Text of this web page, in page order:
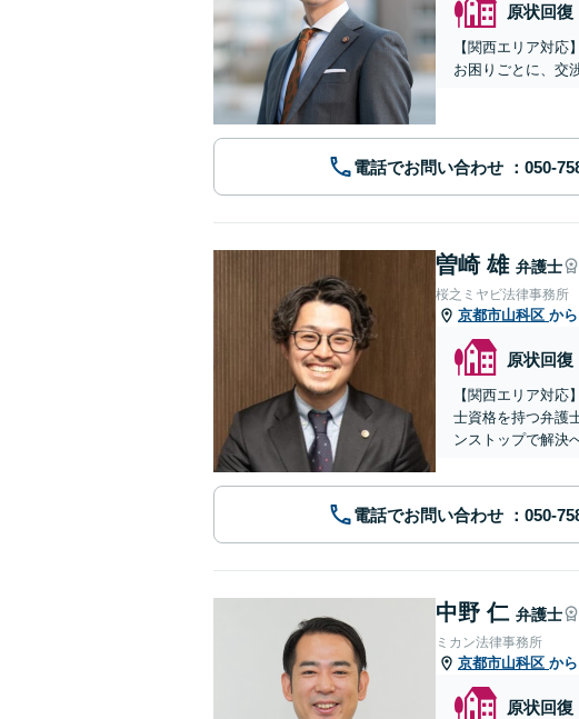
原状回復
【関西エリア対
お困りごとに、交
電話でお問い合わせ
曽崎 雄 弁護士
桜之ミヤビ法律事務所
京都市山科区 か
原状回復
【関西エリア対
士資格を持つ弁護
ンストップで解決へ
電話でお問い合わせ
中野 仁 弁護士
ミカン法律事務所
京都市山科区 か
原状回復